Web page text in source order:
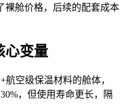
裸舱价格，后续的配套成本
心变量
航空级保温材料的舱体，
，但使用寿命更长，隔